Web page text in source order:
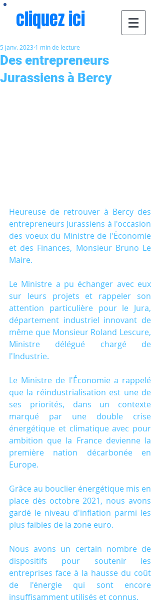
cliquez ici
Des entrepreneurs
Jurassiens à Bercy
5 janv. 2023 1 min de lecture
Heureuse de retrouver à Bercy des
entrepreneurs Jurassiens à l'occasion
des voeux du Ministre de l'Économie
et des Finances, Monsieur Bruno Le
Maire.
Le Ministre a pu échanger avec eux
sur leurs projets et rappeler son
attention particulière pour le Jura,
département industriel innovant de
même que Monsieur Roland Lescure,
Ministre délégué chargé de
l'Industrie.
Le Ministre de l'Économie a rappelé
que la réindustrialisation est une de
ses priorités, dans un contexte
marqué par une double crise
énergétique et climatique avec pour
ambition que la France devienne la
première nation décarbonée en
Europe.
Grâce au bouclier énergétique mis en
place dès octobre 2021, nous avons
gardé le niveau d'inflation parmi les
plus faibles de la zone euro.
Nous avons un certain nombre de
dispositifs pour soutenir les
entreprises face à la hausse du coût
de l'énergie qui sont encore
insuffisamment utilisés et connus.